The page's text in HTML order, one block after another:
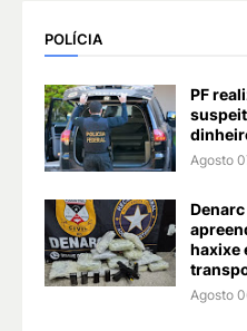
POLÍCIA
PF
Agosto
Denarc
haxixe
Agosto